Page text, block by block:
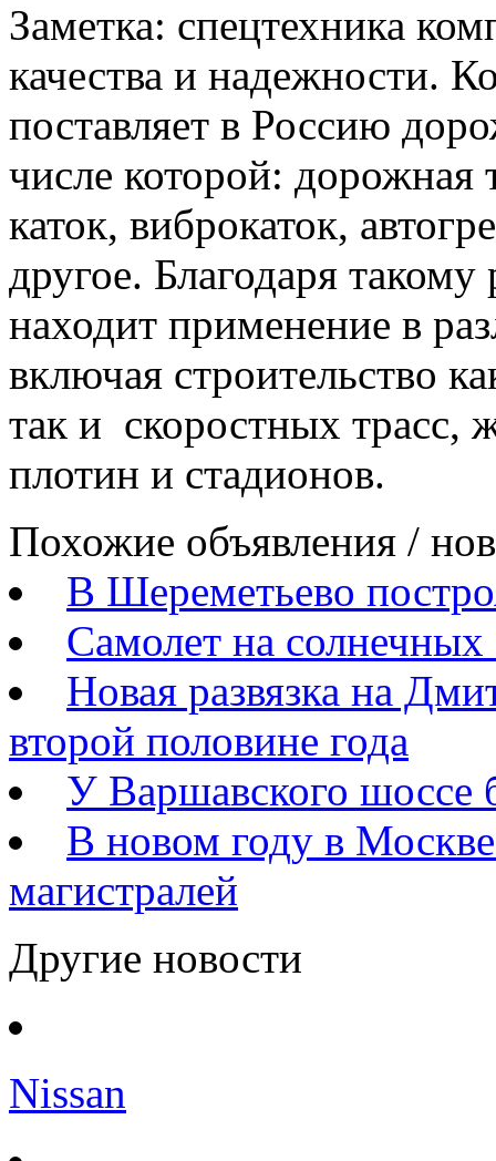
Заметка: спецтехника
качества и надежности.
поставляет в Россию
числе которой: дорожная
каток, виброкаток,
другое. Благодаря
находит применение в
включая строительство
так и скоростных трасс,
плотин и стадионов.
Похожие объявления /
В Шереметьево
Самолет на солнечных
Новая развязка на
второй половине года
У Варшавского шоссе
В новом году в
магистралей
Другие новости
Nissan